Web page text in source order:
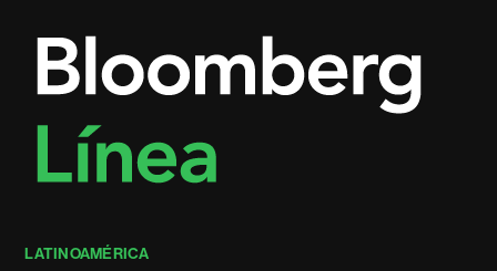
LATINOAMÉRICA